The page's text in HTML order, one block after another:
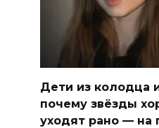
Дети из колодца
почему звёзды
уходят рано — на